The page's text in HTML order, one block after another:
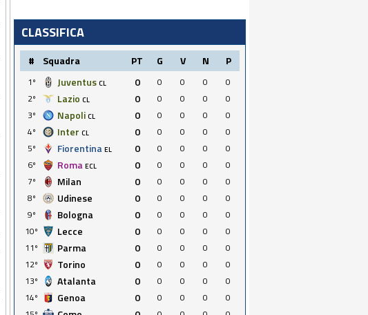
CLASSIFICA
# Squadra PT G V N P
1º Juventus CL 0 0 0 0
0
2º
Lazio CL 0 0 0 0
0
3º
Napoli CL 0 0 0 0
0
4º
Inter CL 0 0 0 0
0
5º
Fiorentina EL 0 0 0 0
0
6º
Roma ECL 0 0 0 0
0
7º
Milan 0 0 0 0
0
8º
Udinese 0 0 0 0
0
9º
Bologna 0 0 0 0
0
10º
Lecce 0 0 0 0
0
11º
Parma 0 0 0 0
0
12º
Torino 0 0 0 0
0
13º
Atalanta 0 0 0 0
0
14º
Genoa 0 0 0 0
0